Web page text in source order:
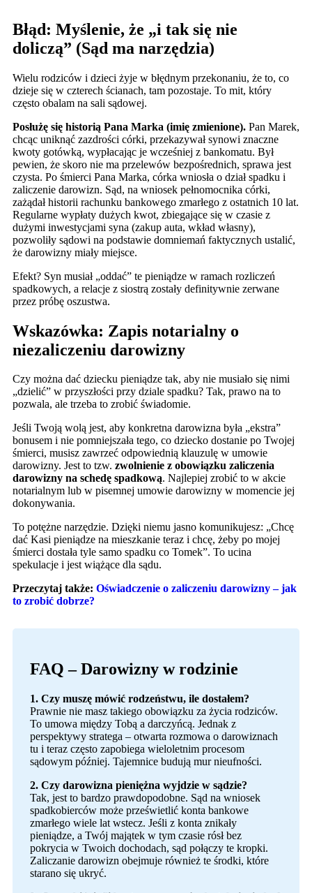
Błąd: Myślenie, że „i tak się nie
doliczą” (Sąd ma narzędzia)
Wielu rodziców i dzieci żyje w błędnym przekonaniu, że to, co
dzieje się w czterech ścianach, tam pozostaje. To mit, który
często obalam na sali sądowej.
Posłużę się historią Pana Marka (imię zmienione). Pan Marek,
chcąc uniknąć zazdrości córki, przekazywał synowi znaczne
kwoty gotówką, wypłacając je wcześniej z bankomatu. Był
pewien, że skoro nie ma przelewów bezpośrednich, sprawa jest
czysta. Po śmierci Pana Marka, córka wniosła o dział spadku i
zaliczenie darowizn. Sąd, na wniosek pełnomocnika córki,
zażądał historii rachunku bankowego zmarłego z ostatnich 10 lat.
Regularne wypłaty dużych kwot, zbiegające się w czasie z
dużymi inwestycjami syna (zakup auta, wkład własny),
pozwoliły sądowi na podstawie domniemań faktycznych ustalić,
że darowizny miały miejsce.
Efekt? Syn musiał „oddać” te pieniądze w ramach rozliczeń
spadkowych, a relacje z siostrą zostały definitywnie zerwane
przez próbę oszustwa.
Wskazówka: Zapis notarialny o
niezaliczeniu darowizny
Czy można dać dziecku pieniądze tak, aby nie musiało się nimi
„dzielić” w przyszłości przy dziale spadku? Tak, prawo na to
pozwala, ale trzeba to zrobić świadomie.
Jeśli Twoją wolą jest, aby konkretna darowizna była „ekstra”
bonusem i nie pomniejszała tego, co dziecko dostanie po Twojej
śmierci, musisz zawrzeć odpowiednią klauzulę w umowie
darowizny. Jest to tzw. zwolnienie z obowiązku zaliczenia
darowizny na schedę spadkową. Najlepiej zrobić to w akcie
notarialnym lub w pisemnej umowie darowizny w momencie jej
dokonywania.
To potężne narzędzie. Dzięki niemu jasno komunikujesz: „Chcę
dać Kasi pieniądze na mieszkanie teraz i chcę, żeby po mojej
śmierci dostała tyle samo spadku co Tomek”. To ucina
spekulacje i jest wiążące dla sądu.
Przeczytaj także: Oświadczenie o zaliczeniu darowizny – jak
to zrobić dobrze?
FAQ – Darowizny w rodzinie
1. Czy muszę mówić rodzeństwu, ile dostałem?
Prawnie nie masz takiego obowiązku za życia rodziców.
To umowa między Tobą a darczyńcą. Jednak z
perspektywy stratega – otwarta rozmowa o darowiznach
tu i teraz często zapobiega wieloletnim procesom
sądowym później. Tajemnice budują mur nieufności.
2. Czy darowizna pieniężna wyjdzie w sądzie?
Tak, jest to bardzo prawdopodobne. Sąd na wniosek
spadkobierców może prześwietlić konta bankowe
zmarłego wiele lat wstecz. Jeśli z konta znikały
pieniądze, a Twój majątek w tym czasie rósł bez
pokrycia w Twoich dochodach, sąd połączy te kropki.
Zaliczanie darowizn obejmuje również te środki, które
starano się ukryć.